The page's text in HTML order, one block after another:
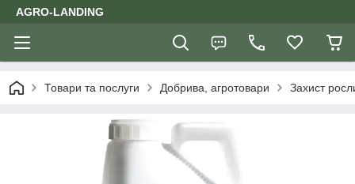
AGRO-LANDING
Товари та послуги Добрива, агротовари Захист